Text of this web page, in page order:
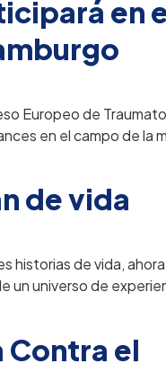
en
Europeo de
en el campo de la
de vida
historias de vida, ahora
un universo de
Contra el